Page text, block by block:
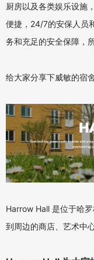
厨房以及各类娱乐设施
便捷，24/7的安保人员
务和充足的安全保障，
给大家分享下威敏的宿
Harrow Hall 是位于哈
到周边的商店、艺术中